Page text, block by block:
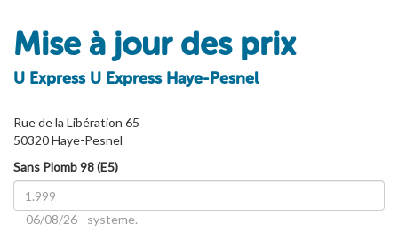
Mise à jour des prix
U Express U Express Haye-Pesnel
Rue de la Libération 65
50320 Haye-Pesnel
Sans Plomb 98 (E5)
06/08/26 - systeme.